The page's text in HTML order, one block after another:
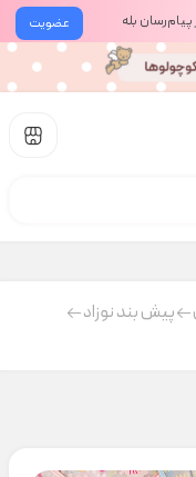
عضویت بله
پیش بند نوزاد